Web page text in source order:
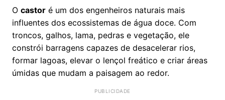
O castor é um dos engenheiros naturais mais
influentes dos ecossistemas de água doce. Com
troncos, galhos, lama, pedras e vegetação, ele
constrói barragens capazes de desacelerar rios,
formar lagoas, elevar o lençol freático e criar áreas
úmidas que mudam a paisagem ao redor.